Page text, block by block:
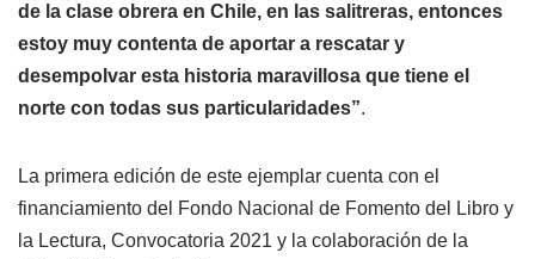
de la clase obrera en Chile, en las salitreras, entonces
estoy muy contenta de aportar a rescatar y
desempolvar esta historia maravillosa que tiene el
norte con todas sus particularidades”.
La primera edición de este ejemplar cuenta con el
financiamiento del Fondo Nacional de Fomento del Libro y
la Lectura, Convocatoria 2021 y la colaboración de la